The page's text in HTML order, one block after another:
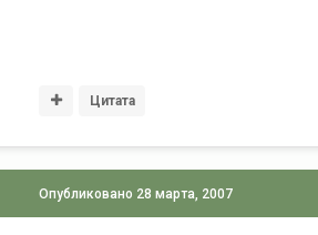
Цитата
Опубликовано 28 марта, 2007